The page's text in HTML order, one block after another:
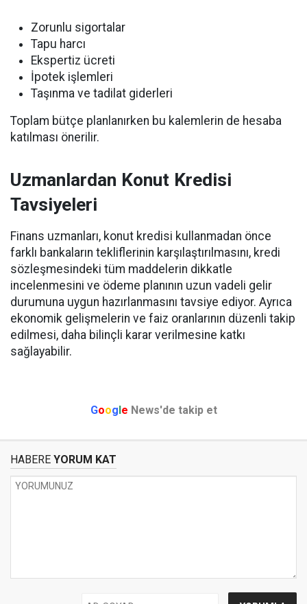
Zorunlu sigortalar
Tapu harcı
Ekspertiz ücreti
İpotek işlemleri
Taşınma ve tadilat giderleri
Toplam bütçe planlanırken bu kalemlerin de hesaba
katılması önerilir.
Uzmanlardan Konut Kredisi
Tavsiyeleri
Finans uzmanları, konut kredisi kullanmadan önce
farklı bankaların tekliflerinin karşılaştırılmasını, kredi
sözleşmesindeki tüm maddelerin dikkatle
incelenmesini ve ödeme planının uzun vadeli gelir
durumuna uygun hazırlanmasını tavsiye ediyor. Ayrıca
ekonomik gelişmelerin ve faiz oranlarının düzenli takip
edilmesi, daha bilinçli karar verilmesine katkı
sağlayabilir.
Google News'de takip et
HABERE YORUM KAT